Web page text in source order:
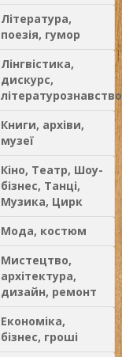
Література,
поезія, гумор
Лінгвістика,
дискурс,
літературознавство
Книги, архіви,
музеї
Кіно, Театр, Шоу-
бізнес, Танці,
Музика, Цирк
Мода, костюм
Мистецтво,
архітектура,
дизайн, ремонт
Економіка,
бізнес, гроші